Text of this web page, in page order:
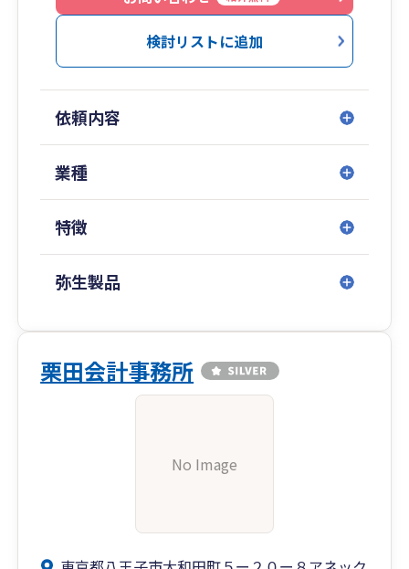
検討リストに追加
依頼内容
業種
特徴
弥生製品
栗田会計事務所
No Image